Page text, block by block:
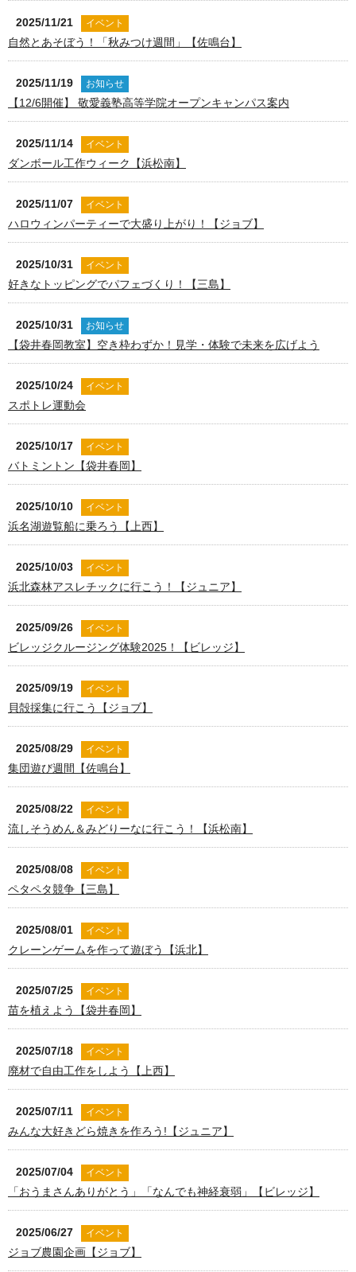
2025/11/21 イベント
自然とあそぼう！「秋みつけ週間」【佐鳴台】
2025/11/19 お知らせ
【12/6開催】 敬愛義塾高等学院オープンキャンパス案内
2025/11/14 イベント
ダンボール工作ウィーク【浜松南】
2025/11/07 イベント
ハロウィンパーティーで大盛り上がり！【ジョブ】
2025/10/31 イベント
好きなトッピングでパフェづくり！【三島】
2025/10/31 お知らせ
【袋井春岡教室】空き枠わずか！見学・体験で未来を広げよう
2025/10/24 イベント
スポトレ運動会
2025/10/17 イベント
バトミントン【袋井春岡】
2025/10/10 イベント
浜名湖遊覧船に乗ろう【上西】
2025/10/03 イベント
浜北森林アスレチックに行こう！【ジュニア】
2025/09/26 イベント
ビレッジクルージング体験2025！【ビレッジ】
2025/09/19 イベント
貝殻採集に行こう【ジョブ】
2025/08/29 イベント
集団遊び週間【佐鳴台】
2025/08/22 イベント
流しそうめん＆みどりーなに行こう！【浜松南】
2025/08/08 イベント
ペタペタ競争【三島】
2025/08/01 イベント
クレーンゲームを作って遊ぼう【浜北】
2025/07/25 イベント
苗を植えよう【袋井春岡】
2025/07/18 イベント
廃材で自由工作をしよう【上西】
2025/07/11 イベント
みんな大好きどら焼きを作ろう!【ジュニア】
2025/07/04 イベント
「おうまさんありがとう」「なんでも神経衰弱」【ビレッジ】
2025/06/27 イベント
ジョブ農園企画【ジョブ】